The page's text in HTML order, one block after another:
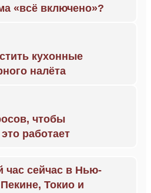
«всё включено»?
кухонные
налёта
чтобы
работает
час сейчас в Нью-
Токио и